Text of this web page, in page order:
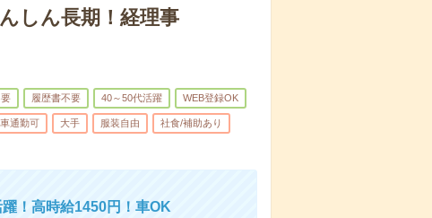
しん長期！経理事
履歴書不要 40～50代活躍 WEB登録OK
車通勤可 大手 服装自由 社食/補助あり
！高時給1450円！車OK